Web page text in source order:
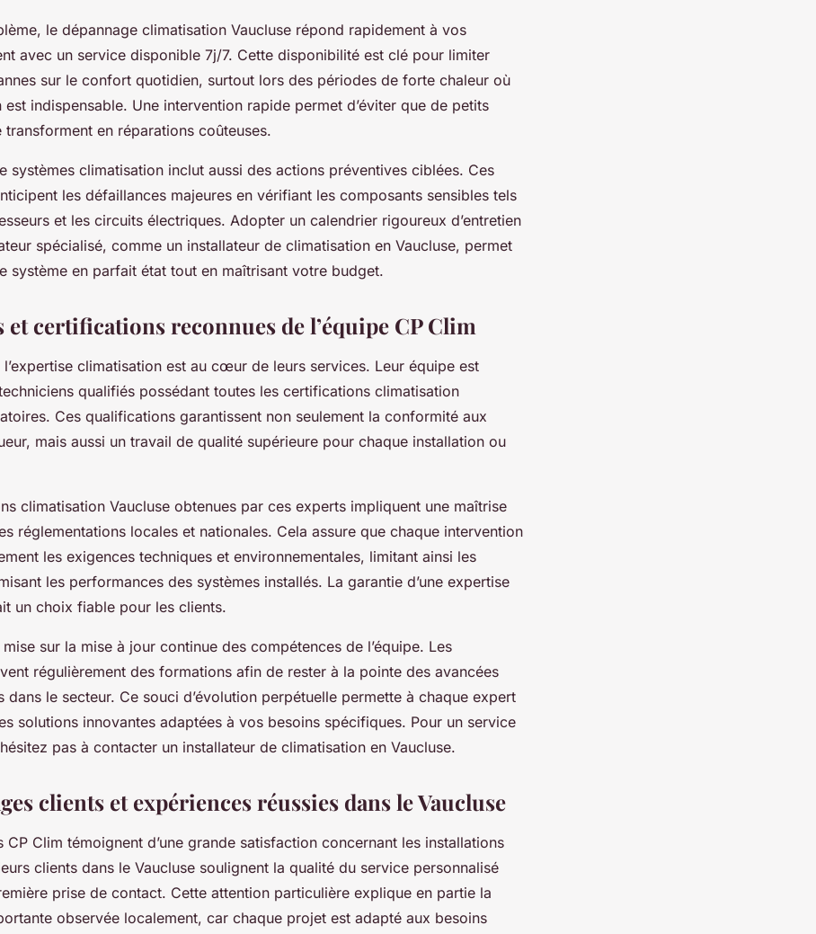
le dépannage climatisation Vaucluse répond rapidement à vos
avec un service disponible 7j/7. Cette disponibilité est clé pour limiter
sur le confort quotidien, surtout lors des périodes de forte chaleur où
est indispensable. Une intervention rapide permet d’éviter que de petits
transforment en réparations coûteuses.
systèmes climatisation inclut aussi des actions préventives ciblées. Ces
les défaillances majeures en vérifiant les composants sensibles tels
et les circuits électriques. Adopter un calendrier rigoureux d’entretien
spécialisé, comme un installateur de climatisation en Vaucluse, permet
système en parfait état tout en maîtrisant votre budget.
et certifications reconnues de l’équipe CP Clim
l’expertise climatisation est au cœur de leurs services. Leur équipe est
qualifiés possédant toutes les certifications climatisation
Ces qualifications garantissent non seulement la conformité aux
mais aussi un travail de qualité supérieure pour chaque installation ou
climatisation Vaucluse obtenues par ces experts impliquent une maîtrise
réglementations locales et nationales. Cela assure que chaque intervention
les exigences techniques et environnementales, limitant ainsi les
les performances des systèmes installés. La garantie d’une expertise
un choix fiable pour les clients.
sur la mise à jour continue des compétences de l’équipe. Les
régulièrement des formations afin de rester à la pointe des avancées
dans le secteur. Ce souci d’évolution perpétuelle permette à chaque expert
solutions innovantes adaptées à vos besoins spécifiques. Pour un service
pas à contacter un installateur de climatisation en Vaucluse.
clients et expériences réussies dans le Vaucluse
CP Clim témoignent d’une grande satisfaction concernant les installations
clients dans le Vaucluse soulignent la qualité du service personnalisé
prise de contact. Cette attention particulière explique en partie la
observée localement, car chaque projet est adapté aux besoins